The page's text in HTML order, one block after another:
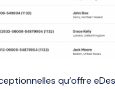
qu’offre